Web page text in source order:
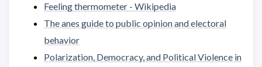
Feeling thermometer - Wikipedia
The anes guide to public opinion and electoral
behavior
Polarization, Democracy, and Political Violence in